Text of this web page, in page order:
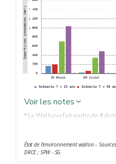
Voir les notes
* La Wallonie fait partie de 4
** T = période de retour de
de retour caractérise le temps
État de l'environnement wallon –
DRCE ; SPW - SG